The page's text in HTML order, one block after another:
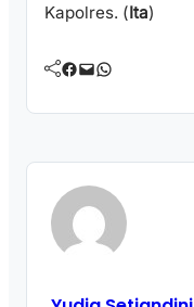
Kapolres. (Ita)
Facebook Mail WhatsApp